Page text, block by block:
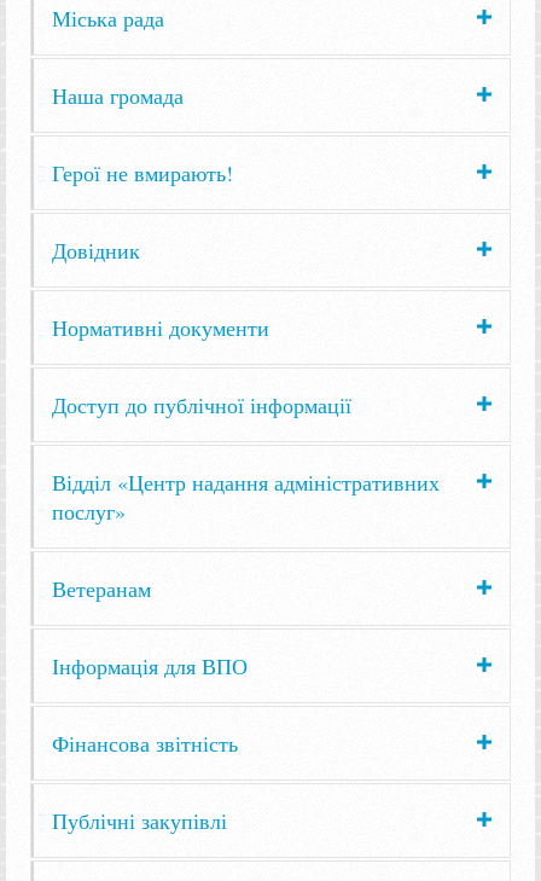
Міська рада
Наша громада
Герої не вмирають!
Довідник
Нормативні документи
Доступ до публічної інформації
Відділ «Центр надання адміністративних
послуг»
Ветеранам
Інформація для ВПО
Фінансова звітність
Публічні закупівлі